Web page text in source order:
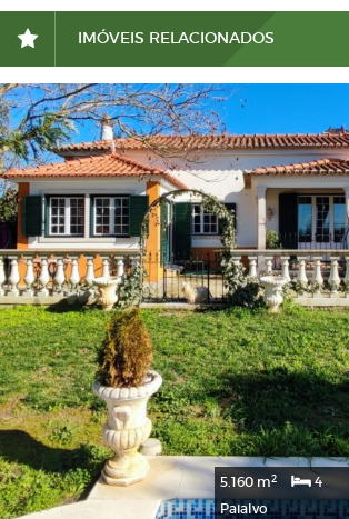
IMÓVEIS RELACIONADOS
5.160 m2
4
Paialvo